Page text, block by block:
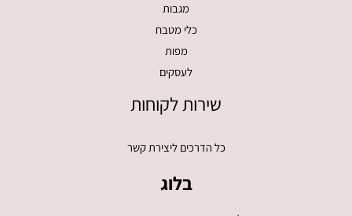
מגבות
כלי מטבח
מפות
לעסקים
שירות לקוחות
כל הדרכים ליצירת קשר
בלוג